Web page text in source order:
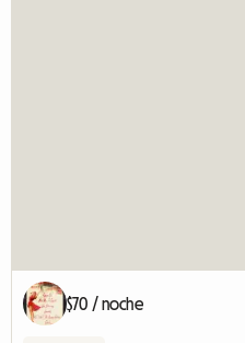
$70 / noche